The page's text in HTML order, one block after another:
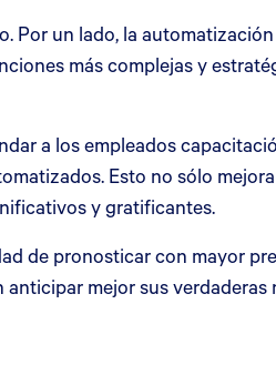
un lado, la
más complejas y
a los empleados
Esto no sólo
y gratificantes.
de pronosticar con mayor
mejor sus